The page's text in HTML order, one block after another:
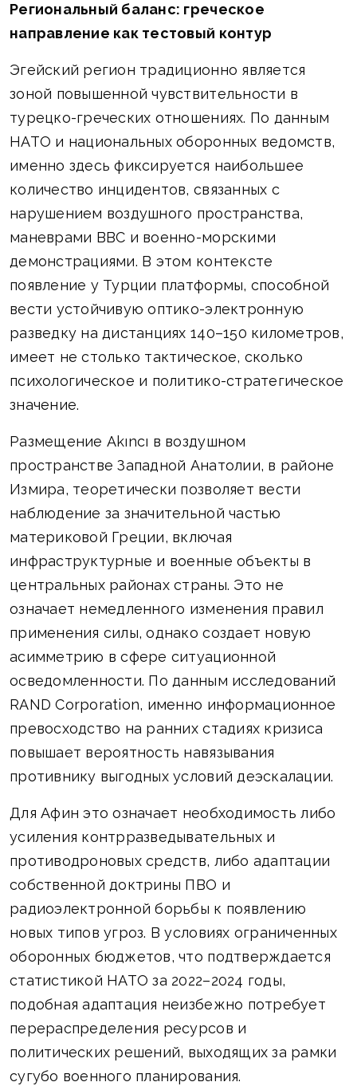
Региональный баланс: греческое
направление как тестовый контур
Эгейский регион традиционно является
зоной повышенной чувствительности в
турецко-греческих отношениях. По данным
НАТО и национальных оборонных ведомств,
именно здесь фиксируется наибольшее
количество инцидентов, связанных с
нарушением воздушного пространства,
маневрами ВВС и военно-морскими
демонстрациями. В этом контексте
появление у Турции платформы, способной
вести устойчивую оптико-электронную
разведку на дистанциях 140–150 километров,
имеет не столько тактическое, сколько
психологическое и политико-стратегическое
значение.
Размещение Akıncı в воздушном
пространстве Западной Анатолии, в районе
Измира, теоретически позволяет вести
наблюдение за значительной частью
материковой Греции, включая
инфраструктурные и военные объекты в
центральных районах страны. Это не
означает немедленного изменения правил
применения силы, однако создает новую
асимметрию в сфере ситуационной
осведомленности. По данным исследований
RAND Corporation, именно информационное
превосходство на ранних стадиях кризиса
повышает вероятность навязывания
противнику выгодных условий деэскалации.
Для Афин это означает необходимость либо
усиления контрразведывательных и
противодроновых средств, либо адаптации
собственной доктрины ПВО и
радиоэлектронной борьбы к появлению
новых типов угроз. В условиях ограниченных
оборонных бюджетов, что подтверждается
статистикой НАТО за 2022–2024 годы,
подобная адаптация неизбежно потребует
перераспределения ресурсов и
политических решений, выходящих за рамки
сугубо военного планирования.